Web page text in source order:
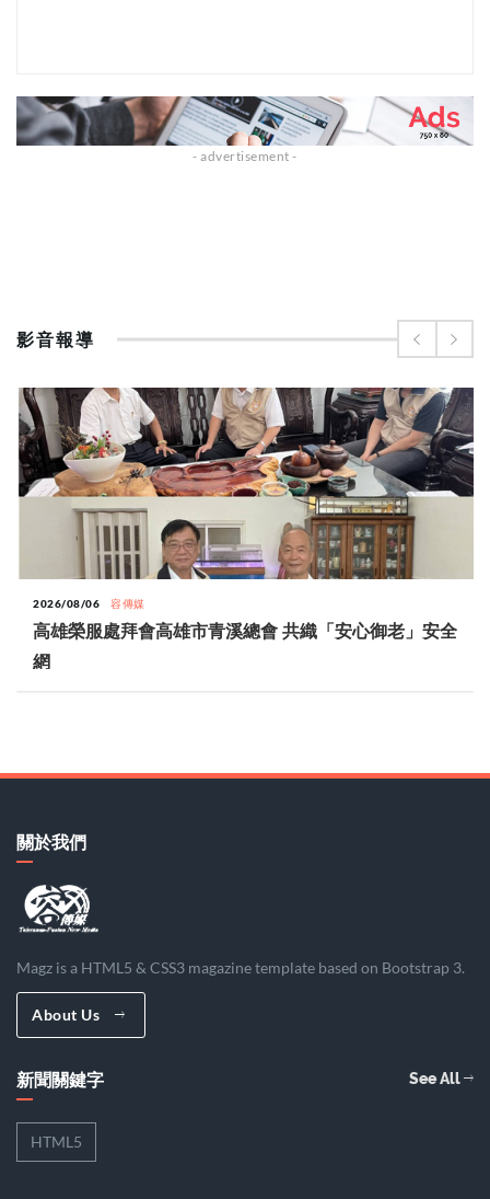
影音報導
2026/08/06 容傳媒
高雄榮服處拜會高雄市青溪總會 共織「安心御老」安全
網
關於我們
Magz is a HTML5 & CSS3 magazine template based on Bootstrap 3.
About Us
新聞關鍵字 See All
HTML5